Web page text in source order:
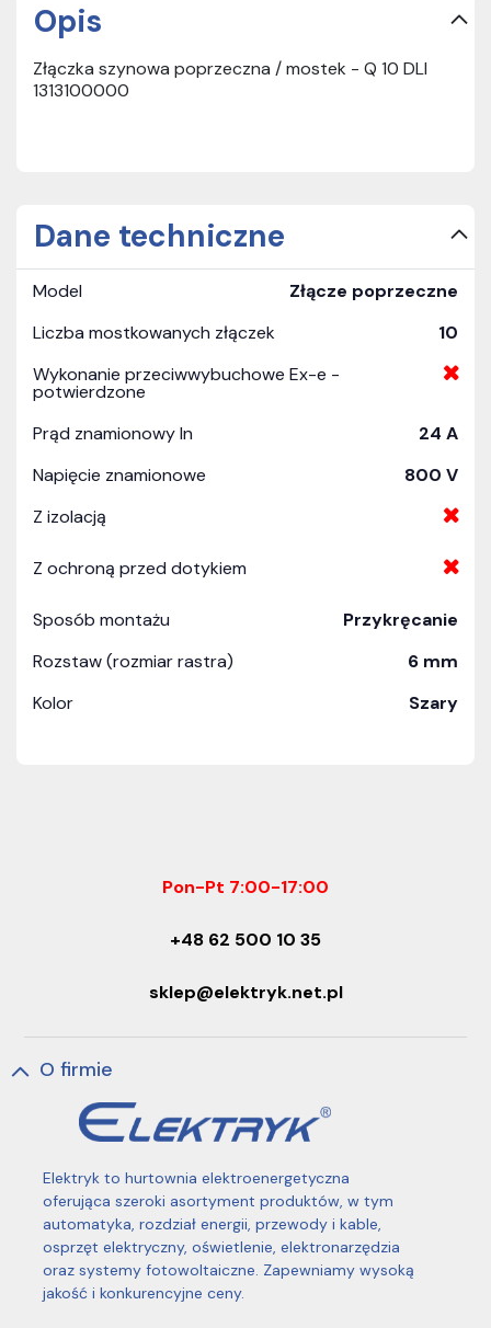
Opis
Złączka szynowa poprzeczna / mostek - Q 10 DLI
1313100000
Dane techniczne
Model
Złącze poprzeczne
Liczba mostkowanych złączek
10
Wykonanie przeciwwybuchowe Ex-e -
potwierdzone
Prąd znamionowy In
24 A
Napięcie znamionowe
800 V
Z izolacją
Z ochroną przed dotykiem
Sposób montażu
Przykręcanie
Rozstaw (rozmiar rastra)
6 mm
Kolor
Szary
Pon-Pt 7:00-17:00
+48 62 500 10 35
sklep@elektryk.net.pl
O firmie
Elektryk to hurtownia elektroenergetyczna
oferująca szeroki asortyment produktów, w tym
automatyka, rozdział energii, przewody i kable,
osprzęt elektryczny, oświetlenie, elektronarzędzia
oraz systemy fotowoltaiczne. Zapewniamy wysoką
jakość i konkurencyjne ceny.